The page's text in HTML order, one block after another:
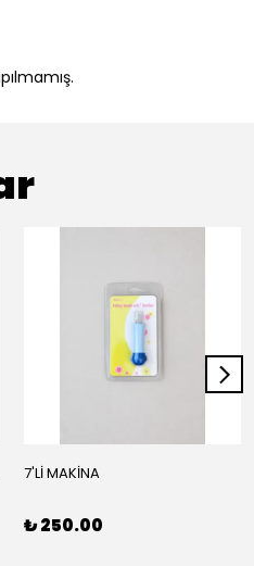
7'Lİ MAKİNA
₺ 250.00